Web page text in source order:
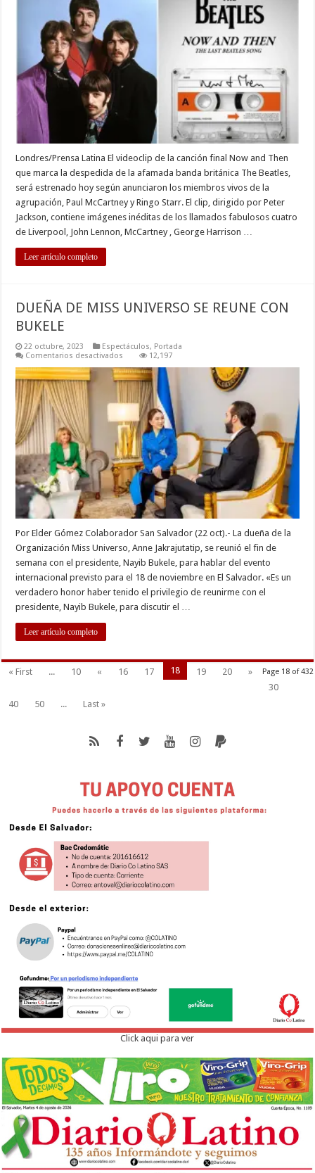
canción
de
The
Beatles
Londres/Prensa Latina El videoclip de la canción final Now and Then
que marca la despedida de la afamada banda británica The Beatles,
será estrenado hoy según anunciaron los miembros vivos de la
agrupación, Paul McCartney y Ringo Starr. El clip, dirigido por Peter
Jackson, contiene imágenes inéditas de los llamados fabulosos cuatro
de Liverpool, John Lennon, McCartney , George Harrison …
Leer artículo completo
DUEÑA DE MISS UNIVERSO SE REUNE CON
BUKELE
22 octubre, 2023 Espectáculos, Portada
Comentarios desactivados
DE
MISS
UNIVERSO
SE
REUNE
CON
BUKELE
12,197
Por Elder Gómez Colaborador San Salvador (22 oct).- La dueña de la
Organización Miss Universo, Anne Jakrajutatip, se reunió el fin de
semana con el presidente, Nayib Bukele, para hablar del evento
internacional previsto para el 18 de noviembre en El Salvador. «Es un
verdadero honor haber tenido el privilegio de reunirme con el
presidente, Nayib Bukele, para discutir el …
Leer artículo completo
Page 18 of 432
« First ... 10 « 16 17 18 19 20
»
30
40
50 ... Last »
Click aqui para ver